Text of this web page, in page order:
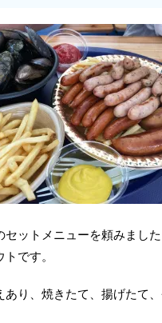
セットメニューを頼みまし
です。
あり、焼きたて、揚げたて